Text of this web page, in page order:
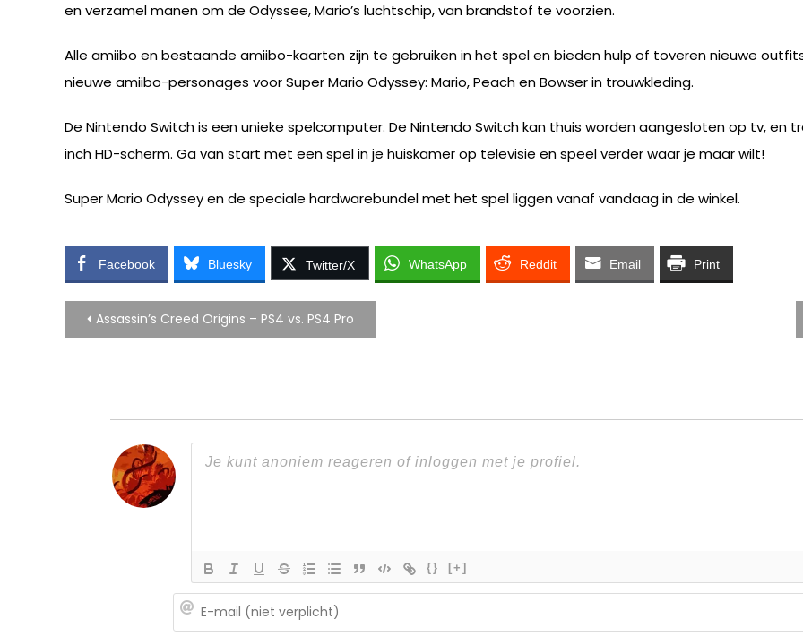
en verzamel manen om de Odyssee, Mario’s luchtschip, van brandstof te voorzien.
Alle amiibo en bestaande amiibo-kaarten zijn te gebruiken in het spel en bieden hulp of toveren nieuwe
nieuwe amiibo-personages voor Super Mario Odyssey: Mario, Peach en Bowser in trouwkleding.
De Nintendo Switch is een unieke spelcomputer. De Nintendo Switch kan thuis worden aangesloten op tv, en
inch HD-scherm. Ga van start met een spel in je huiskamer op televisie en speel verder waar je maar wilt!
Super Mario Odyssey en de speciale hardwarebundel met het spel liggen vanaf vandaag in de winkel.
Facebook Bluesky Twitter/X WhatsApp Reddit Email Print
Bericht
Assassin’s Creed Origins – PS4 vs. PS4 Pro
{} [+]